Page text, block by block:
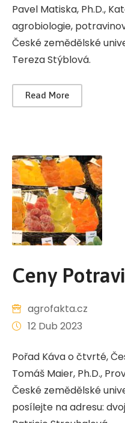
Pavel Matiska, Ph.D.,
agrobiologie,
České zemědělské
Tereza Stýblová.
Read More
Ceny
agrofakta.cz
12 Dub 2023
Pořad Káva o čtvrté,
Tomáš Maier, Ph.D.,
České zemědělské
posílejte na adresu: